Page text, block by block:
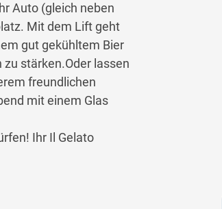
Auto (gleich neben
Mit dem Lift geht
gut gekühltem Bier
stärken.Oder lassen
freundlichen
mit einem Glas
Ihr Il Gelato